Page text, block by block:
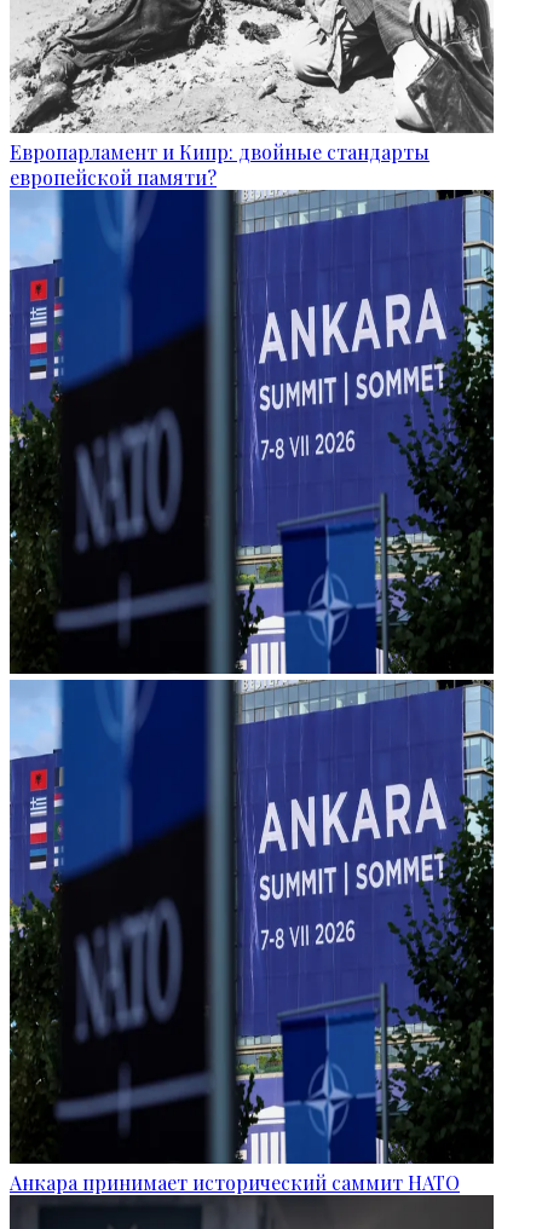
Европарламент и Кипр: двойные стандарты
европейской памяти?
Анкара принимает исторический саммит НАТО